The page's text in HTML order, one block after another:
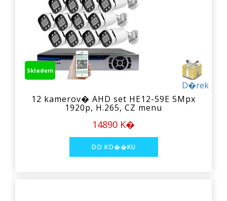
D�rek
Skladem
12 kamerov� AHD set HE12-59E 5Mpx
1920p, H.265, CZ menu
14890 K�